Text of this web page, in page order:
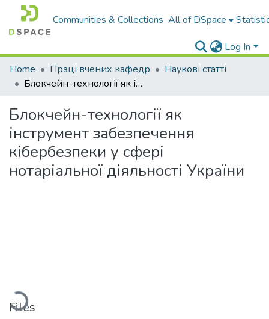
Communities & Collections All of DSpace
Log In
Home
Праці вчених кафедр
Наукові статті
Блокчейн-технології як інструмент забезпечення кібербезпеки у сфері нотаріальної діяльності України
Блокчейн-технології як
інструмент забезпечення
кібербезпеки у сфері
нотаріальної діяльності України
Loading...
Files